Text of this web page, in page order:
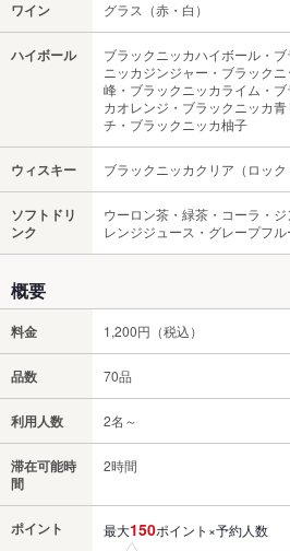
ワイン グラス（赤・白）
ハイボール
ブラックニッカハイボール・
ニッカジンジャー・ブラック
峰・ブラックニッカライム・
カオレンジ・ブラックニッカ
チ・ブラックニッカ柚子
ウィスキー ブラックニッカクリア（ロック
ソフトドリ
ンク
ウーロン茶・緑茶・コーラ・
レンジジュース・グレープフ
概要
料金 1,200円（税込）
品数 70品
利用人数 2名～
滞在可能時
間
2時間
ポイント 最大150ポイント×予約人数